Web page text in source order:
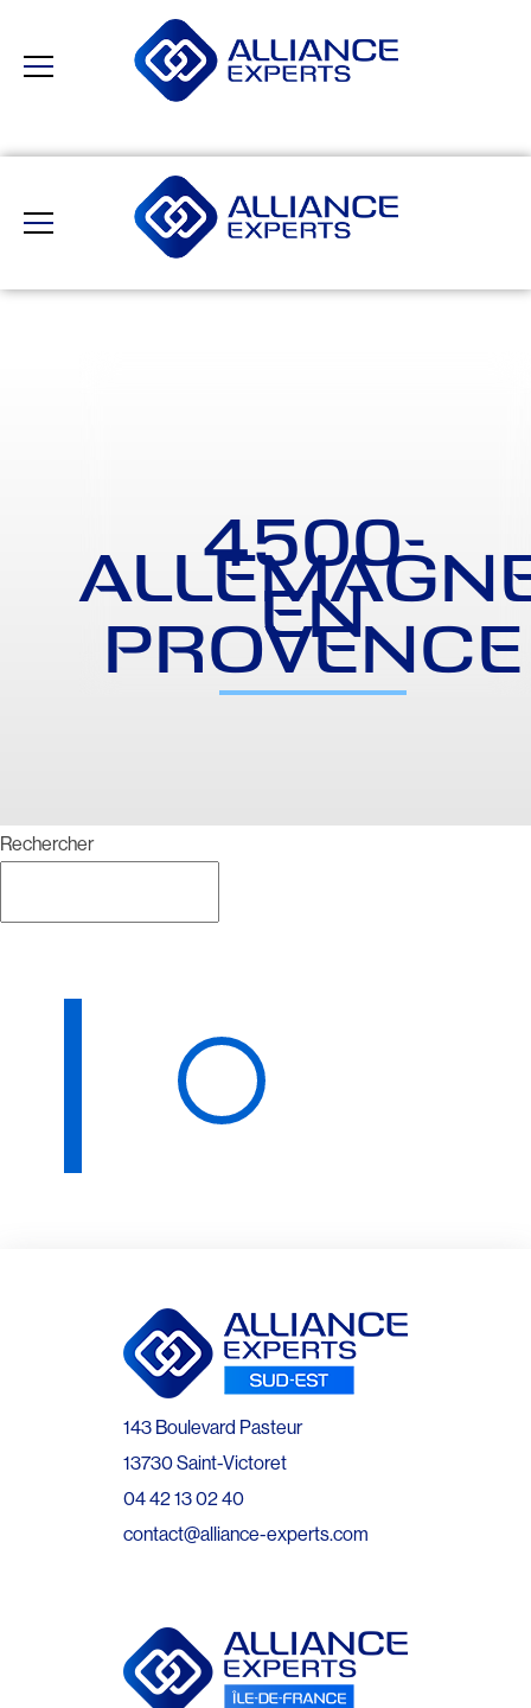
4500-
EN
PROVENCE
Rechercher
143 Boulevard Pasteur
13730 Saint-Victoret
04 42 13 02 40
contact@alliance-experts.com